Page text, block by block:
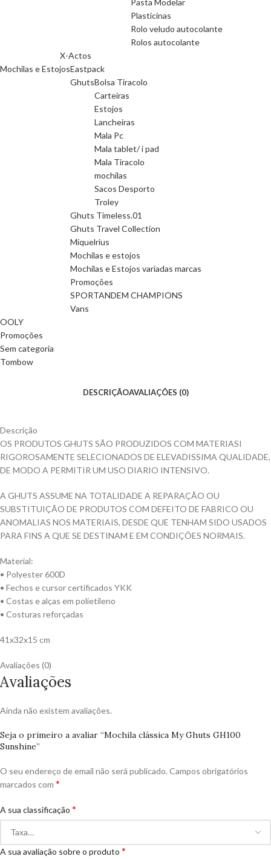
Plasticinas
Rolo veludo autocolante
Rolos autocolante
X-Actos
Mochilas e EstojosEastpack
GhutsBolsa Tiracolo
Carteiras
Estojos
Lancheiras
Mala Pc
Mala tablet/ i pad
Mala Tiracolo
mochilas
Sacos Desporto
Troley
Ghuts Timeless.01
Ghuts Travel Collection
Miquelrius
Mochilas e estojos
Mochilas e Estojos variadas marcas
Promoções
SPORTANDEM CHAMPIONS
Vans
OOLY
Promoções
Sem categoria
Tombow
DESCRIÇÃOAVALIAÇÕES (0)
Descrição
OS PRODUTOS GHUTS SÃO PRODUZIDOS COM MATERIASI
RIGOROSAMENTE SELECIONADOS DE ELEVADISSIMA QUALIDADE,
DE MODO A PERMITIR UM USO DIARIO INTENSIVO.
A GHUTS ASSUME NA TOTALIDADE A REPARAÇÃO OU
SUBSTITUIÇÃO DE PRODUTOS COM DEFEITO DE FABRICO OU
ANOMALIAS NOS MATERIAIS, DESDE QUE TENHAM SIDO USADOS
PARA FINS A QUE SE DESTINAM E EM CONDIÇÕES NORMAIS.
Material:
• Polyester 600D
• Fechos e cursor certificados YKK
• Costas e alças em polietileno
• Costuras reforçadas
41x32x15 cm
Avaliações (0)
Avaliações
Ainda não existem avaliações.
Seja o primeiro a avaliar “Mochila clássica My Ghuts GH100
Sunshine”
O seu endereço de email não será publicado. Campos obrigatórios
marcados com *
A sua classificação *
A sua avaliação sobre o produto *